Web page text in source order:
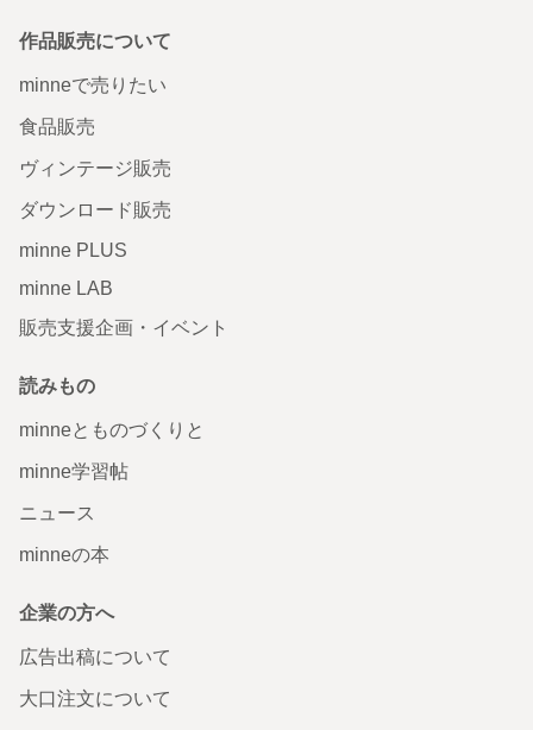
作品販売について
minneで売りたい
食品販売
ヴィンテージ販売
ダウンロード販売
minne PLUS
minne LAB
販売支援企画・イベント
読みもの
minneとものづくりと
minne学習帖
ニュース
minneの本
企業の方へ
広告出稿について
大口注文について